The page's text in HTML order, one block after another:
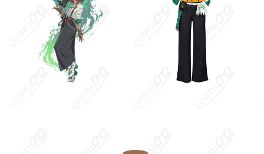
セット内容
ー、ベルト、手袋（※生産ロットや工芸の
アップグレードにより変更の可能性あり）
サイズ
XS、S、M、L、XL、XXL、XXXL、オーダー
加工に7～15営業日、配送に5～7営業日（※
PayPal、銀行振込